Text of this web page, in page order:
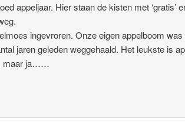
appeljaar. Hier staan de kisten met ‘gratis’
ingevroren. Onze eigen appelboom was
jaren geleden weggehaald. Het leukste is
maar ja……